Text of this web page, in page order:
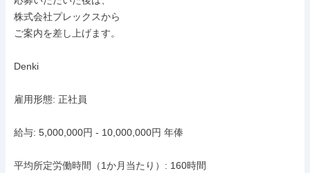
株式会社プレックスから
ご案内を差し上げます。
Denki
雇用形態: 正社員
給与: 5,000,000円 - 10,000,000円 年俸
平均所定労働時間（1か月当たり）: 160時間